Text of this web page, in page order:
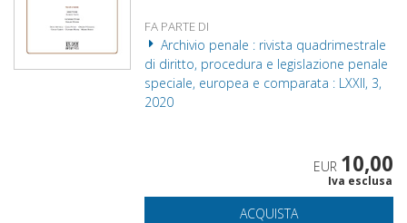
FA PARTE DI
Archivio penale : rivista quadrimestrale
di diritto, procedura e legislazione penale
speciale, europea e comparata : LXXII, 3,
2020
EUR 10,00
Iva esclusa
ACQUISTA